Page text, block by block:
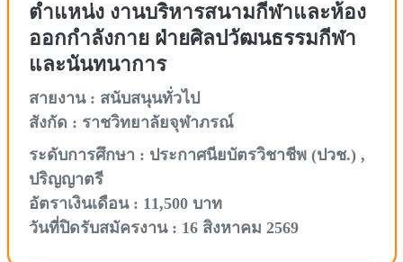
ตำแหน่ง งานบริหารสนามกีฬาและห้อง
ออกกำลังกาย ฝ่ายศิลปวัฒนธรรมกีฬา
และนันทนาการ
สายงาน : สนับสนุนทั่วไป
สังกัด : ราชวิทยาลัยจุฬาภรณ์
ระดับการศึกษา : ประกาศนียบัตรวิชาชีพ (ปวช.) ,
ปริญญาตรี
อัตราเงินเดือน : 11,500 บาท
วันที่ปิดรับสมัครงาน : 16 สิงหาคม 2569